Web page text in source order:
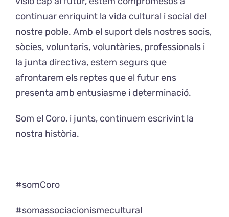
continuar enriquint la vida cultural i social del
nostre poble. Amb el suport dels nostres socis,
sòcies, voluntaris, voluntàries, professionals i
la junta directiva, estem segurs que
afrontarem els reptes que el futur ens
presenta amb entusiasme i determinació.
Som el Coro, i junts, continuem escrivint la
nostra història.
#somCoro
#somassociacionismecultural